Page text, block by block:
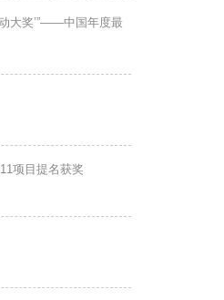
大奖’”——中国年度最
项目提名获奖